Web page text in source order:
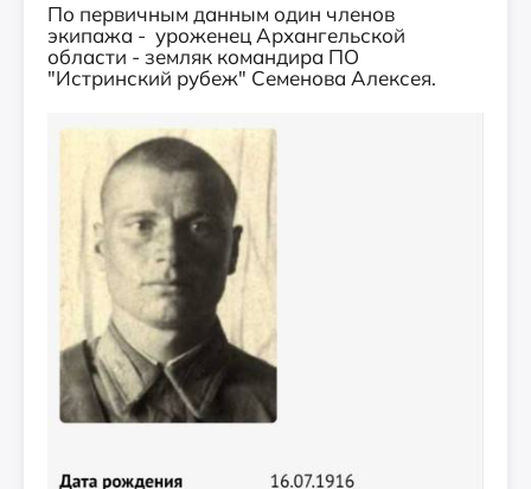
По первичным данным один членов
экипажа - уроженец Архангельской
области - земляк командира ПО
"Истринский рубеж" Семенова Алексея.